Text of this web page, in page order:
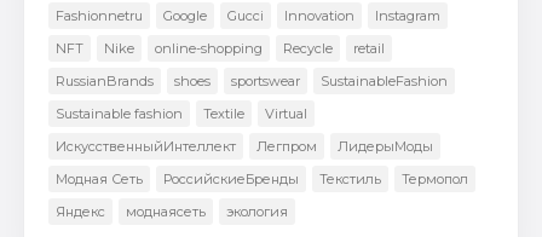
Fashionnetru
Google Gucci Innovation
Instagram
NFT
Nike online-shopping Recycle
retail
RussianBrands
shoes sportswear
SustainableFashion
Sustainable fashion
Textile
Virtual
ИскусственныйИнтеллект
Легпром
ЛидерыМоды
Модная Сеть
РоссийскиеБренды Текстиль
Термопол
Яндекс
моднаясеть экология